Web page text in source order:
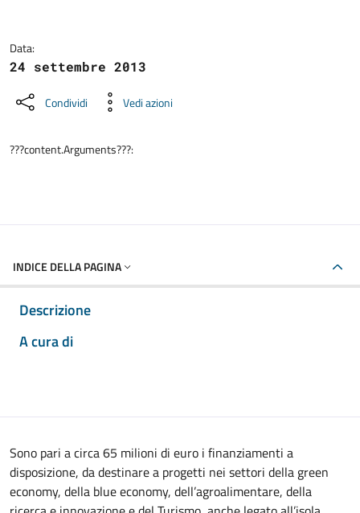
Data:
24 settembre 2013
Condividi Vedi azioni
???content.Arguments???:
INDICE DELLA PAGINA
Descrizione
A cura di
Sono pari a circa 65 milioni di euro i finanziamenti a
disposizione, da destinare a progetti nei settori della green
economy, della blue economy, dell’agroalimentare, della